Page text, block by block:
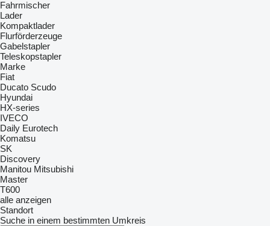
Fahrmischer
Lader
Kompaktlader
Flurförderzeuge
Gabelstapler
Teleskopstapler
Marke
Fiat
Ducato Scudo
Hyundai
HX-series
IVECO
Daily Eurotech
Komatsu
SK
Discovery
Manitou Mitsubishi
Master
T600
alle anzeigen
Standort
Suche in einem bestimmten Umkreis